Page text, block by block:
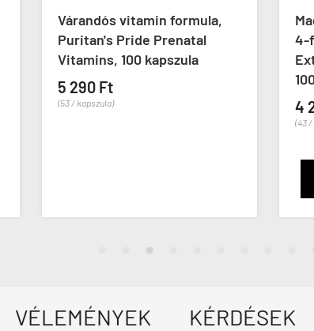
Várandós vitamin formula,
Puritan's Pride Prenatal
Vitamins, 100 kapszula
5 290 Ft
(53 / kapszula)
4-
4
(43
VÉLEMÉNYEK KÉRDÉSEK